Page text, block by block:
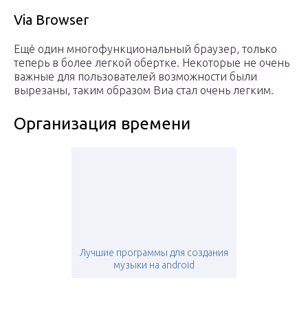
Via Browser
Ещё один многофункциональный браузер, только
теперь в более легкой обертке. Некоторые не очень
важные для пользователей возможности были
вырезаны, таким образом Виа стал очень легким.
Организация времени
Лучшие программы для создания
музыки на android